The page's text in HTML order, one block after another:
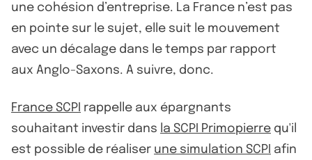
une cohésion d’entreprise. La France n’est pas
en pointe sur le sujet, elle suit le mouvement
avec un décalage dans le temps par rapport
aux Anglo-Saxons. A suivre, donc.
France SCPI rappelle aux épargnants
souhaitant investir dans la SCPI Primopierre qu'il
est possible de réaliser une simulation SCPI afin